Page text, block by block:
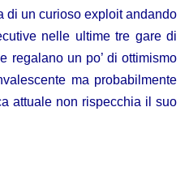
di un curioso exploit andando
nelle ultime tre gare di
regalano un po’ di ottimismo
ma probabilmente
attuale non rispecchia il suo